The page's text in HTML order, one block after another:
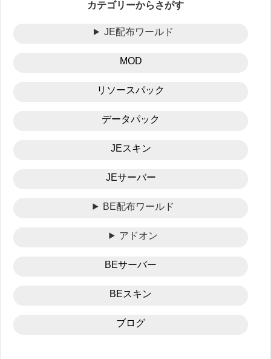
カテゴリーからさがす
JE配布ワールド
MOD
リソースパック
データパック
JEスキン
JEサーバー
BE配布ワールド
アドオン
BEサーバー
BEスキン
ブログ